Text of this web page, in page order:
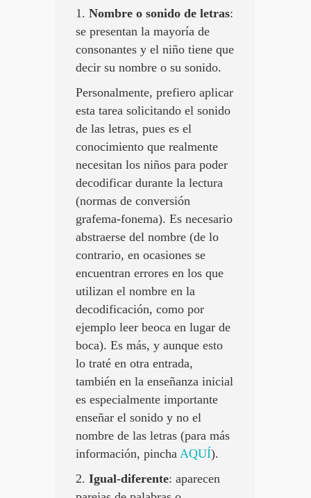
1. Nombre o sonido de letras:
se presentan la mayoría de
consonantes y el niño tiene que
decir su nombre o su sonido.
Personalmente, prefiero aplicar
esta tarea solicitando el sonido
de las letras, pues es el
conocimiento que realmente
necesitan los niños para poder
decodificar durante la lectura
(normas de conversión
grafema-fonema). Es necesario
abstraerse del nombre (de lo
contrario, en ocasiones se
encuentran errores en los que
utilizan el nombre en la
decodificación, como por
ejemplo leer beoca en lugar de
boca). Es más, y aunque esto
lo traté en otra entrada,
también en la enseñanza inicial
es especialmente importante
enseñar el sonido y no el
nombre de las letras (para más
información, pincha AQUÍ).
2. Igual-diferente: aparecen